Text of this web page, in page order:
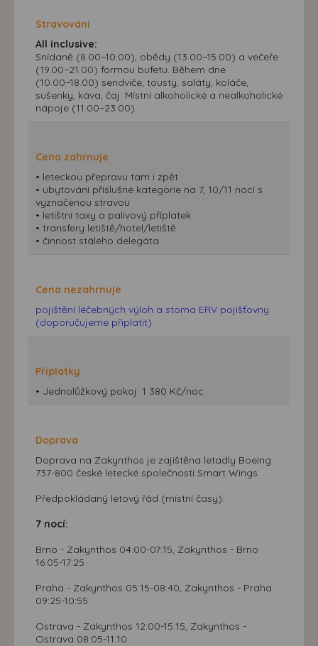
Stravování
All inclusive:
Snídaně (8.00−10.00), obědy (13.00−15.00) a večeře
(19.00−21.00) formou bufetu. Během dne
(10.00−18.00) sendviče, tousty, saláty, koláče,
sušenky, káva, čaj. Místní alkoholické a nealkoholické
nápoje (11.00−23.00).
Cena zahrnuje
• leteckou přepravu tam i zpět
• ubytování příslušné kategorie na 7, 10/11 nocí s
vyznačenou stravou
• letištní taxy a palivový příplatek
• transfery letiště/hotel/letiště
• činnost stálého delegáta
Cena nezahrnuje
pojištění léčebných výloh a storna ERV pojišťovny
(doporučujeme připlatit)
Příplatky
• Jednolůžkový pokoj: 1 380 Kč/noc
Doprava
Doprava na Zakynthos je zajištěna letadly Boeing
737-800 české letecké společnosti Smart Wings.
Předpokládaný letový řád (místní časy):
7 nocí:
Brno - Zakynthos 04:00-07:15, Zakynthos - Brno
16:05-17:25
Praha - Zakynthos 05:15-08:40, Zakynthos - Praha
09:25-10:55
Ostrava - Zakynthos 12:00-15:15, Zakynthos -
Ostrava 08:05-11:10